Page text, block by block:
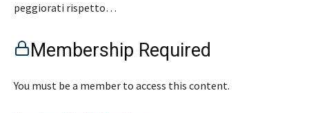
peggiorati rispetto…
Membership Required
You must be a member to access this content.